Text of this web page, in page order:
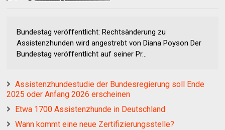
Bundestag veröffentlicht: Rechtsänderung zu
Assistenzhunden wird angestrebt von Diana Poyson Der
Bundestag veröffentlicht auf seiner Pr...
Assistenzhundestudie der Bundesregierung soll Ende
2025 oder Anfang 2026 erscheinen
Etwa 1700 Assistenzhunde in Deutschland
Wann kommt eine neue Zertifizierungsstelle?